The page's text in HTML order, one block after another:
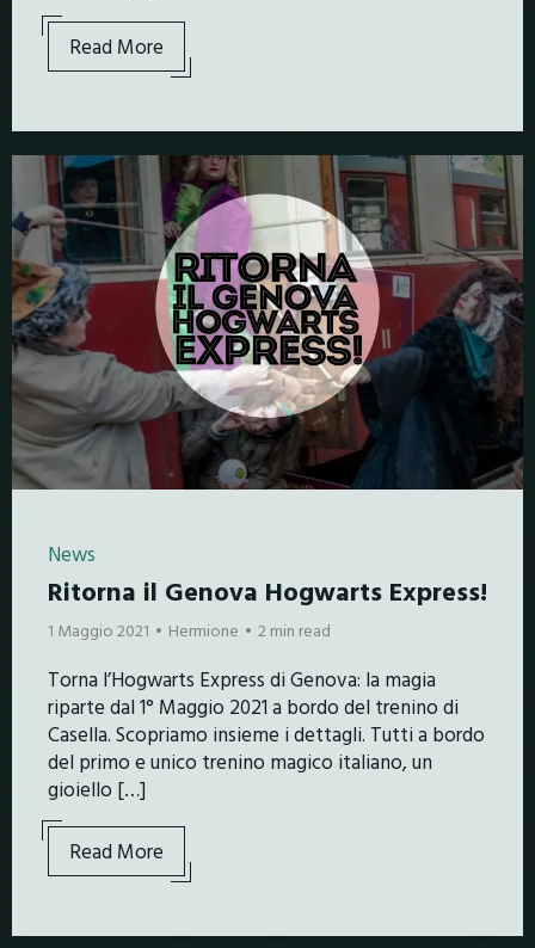
Read More
News
Ritorna il Genova Hogwarts Express!
1 Maggio 2021 Hermione 2 min read
Torna l’Hogwarts Express di Genova: la magia
riparte dal 1° Maggio 2021 a bordo del trenino di
Casella. Scopriamo insieme i dettagli. Tutti a bordo
del primo e unico trenino magico italiano, un
gioiello […]
Read More